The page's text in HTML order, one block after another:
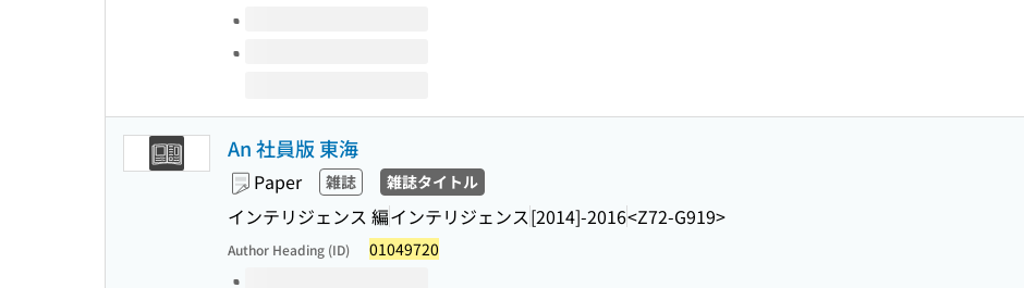
An 社員版 東海
Paper 雑誌 雑誌タイトル
インテリジェンス 編インテリジェンス[2014]-2016<Z72-G919>
Author Heading (ID) 01049720
Volumes of this title